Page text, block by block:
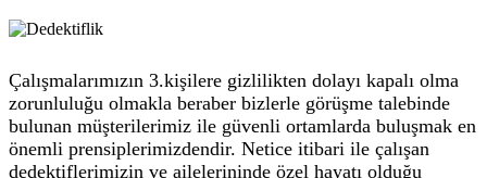
Çalışmalarımızın 3.kişilere gizlilikten dolayı kapalı olma
zorunluluğu olmakla beraber bizlerle görüşme talebinde
bulunan müşterilerimiz ile güvenli ortamlarda buluşmak en
önemli prensiplerimizdendir. Netice itibari ile çalışan
dedektiflerimizin ve ailelerininde özel hayatı olduğu